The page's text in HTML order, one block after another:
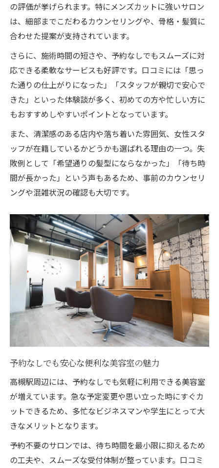
の評価が挙げられます。特にメンズカットに強いサロン
は、細部までこだわるカウンセリングや、骨格・髪質に
合わせた提案が支持されています。
さらに、施術時間の短さや、予約なしでもスムーズに対
応できる柔軟なサービスも好評です。口コミには「思っ
た通りの仕上がりになった」「スタッフが親切で安心で
きた」といった体験談が多く、初めての方や忙しい方に
もおすすめしやすいポイントとなっています。
また、清潔感のある店内や落ち着いた雰囲気、女性スタ
ッフが在籍しているかどうかも選ばれる理由の一つ。失
敗例として「希望通りの髪型にならなかった」「待ち時
間が長かった」という声もあるため、事前のカウンセリ
ングや混雑状況の確認も大切です。
予約なしでも安心な便利な美容室の魅力
高槻駅周辺には、予約なしでも気軽に利用できる美容室
が増えています。急な予定変更や思い立った時にすぐカ
ットできるため、多忙なビジネスマンや学生にとって大
きなメリットとなります。
予約不要のサロンでは、待ち時間を最小限に抑えるため
の工夫や、スムーズな受付体制が整っています。口コミ